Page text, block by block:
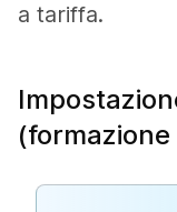
a tariffa.